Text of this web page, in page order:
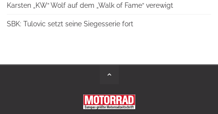
Karsten „KW“ Wolf auf dem „Walk of Fame“ verewigt
SBK: Tulovic setzt seine Siegesserie fort
Back